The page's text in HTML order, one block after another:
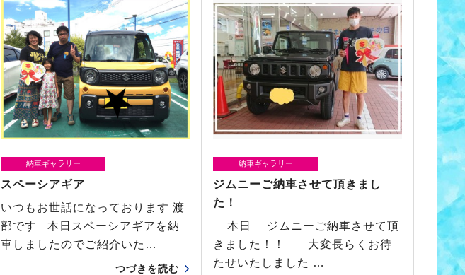
納車ギャラリー
スペーシアギア
いつもお世話になっております 渡
部です 本日スペーシアギアを納
車しましたのでご紹介いた…
つづきを読む
納車ギャラリー
ジムニーご納車させて頂きまし
た！
本日 ジムニーご納車させて頂
きました！！ 大変長らくお待
たせいたしました …